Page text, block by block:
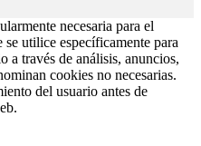
necesaria para el
utilice específicamente para
a través de análisis, anuncios,
cookies no necesarias.
del usuario antes de